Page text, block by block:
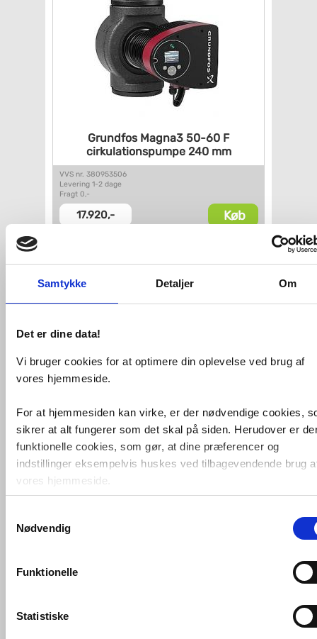
Samtykke Detaljer Om
Det er dine data!
Vi bruger cookies for at optimere din oplevelse ved brug af
vores hjemmeside.
For at hjemmesiden kan virke, er der nødvendige cookies,
sikrer at alt fungerer som det skal på siden. Herudover er
funktionelle cookies, som gør, at dine præferencer og
indstillinger eksempelvis huskes ved tilbagevendende brug
vores hjemmeside.
Foruden nødvendige og funktionelle cookies er der
cookies. Disse bruger vi bl.a. til at måle trafik, omsætning,
marketingcookies, som vi bruger til at målrette vores
markedsføring med henblik på annonceindhold, som giver
Nødvendig
Funktionelle
Statistiske
Grundfos Magna3 50-60 F
cirkulationspumpe 240 mm
VVS nr. 380953506
Levering 1-2 dage
Fragt 0,-
17.920,- Køb
cirkulationspumpe 250 mm
VVS nr. 380952415
Fragt 0,-
21.995,- Køb